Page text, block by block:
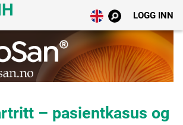
LOGG INN
– pasientkasus og